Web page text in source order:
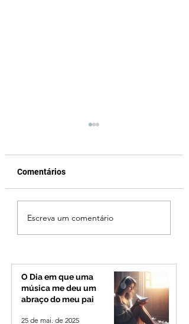
Fechamento da Ponte
Quinca Mariano muda
rotina de turistas e
Minas e Goiás
Comentários
Escreva um comentário
O Dia em que uma
música me deu um
abraço do meu pai
25 de mai. de 2025